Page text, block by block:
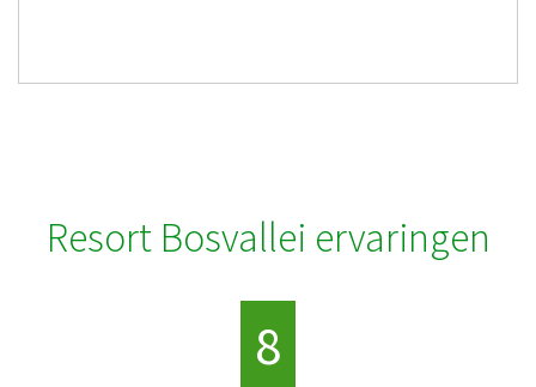
Resort Bosvallei ervaringen
8